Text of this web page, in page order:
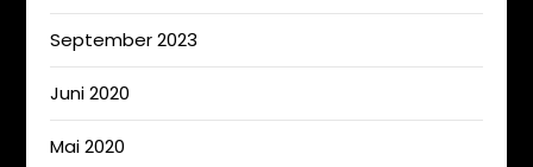
September 2023
Juni 2020
Mai 2020